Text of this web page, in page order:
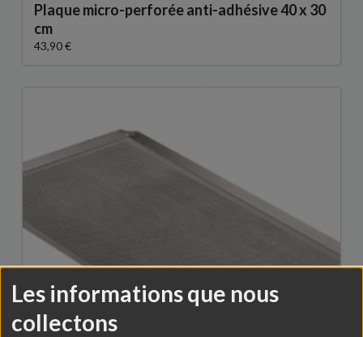
Les informations que nous
collectons
Plaque micro-perforée anti-adhésive 40 x 30
cm
43,90 €